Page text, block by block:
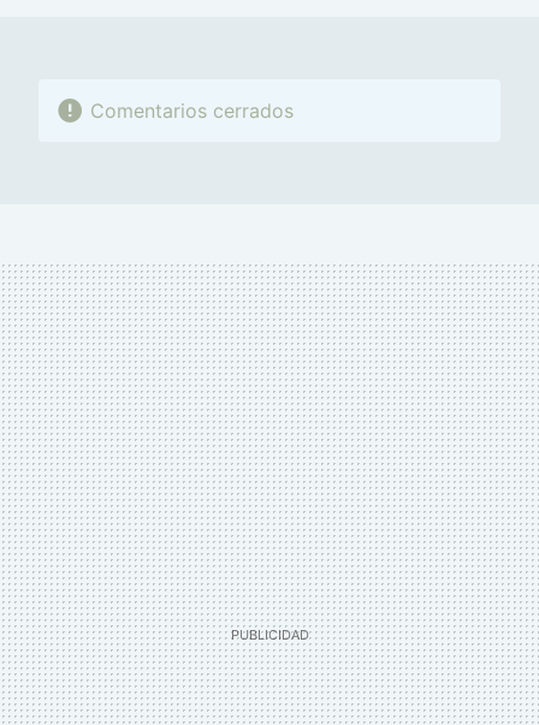
Comentarios cerrados